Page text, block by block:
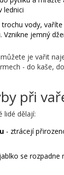
lednici
trochu vody,
Vznikne jemný
je vařit
- do kaše,
při
lidé dělají:
- ztrácejí
se rozpadne